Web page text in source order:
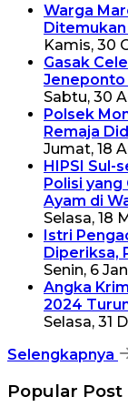
Warga
Kamis, 30
Gasak
Jeneponto
Sabtu, 30
Polsek
Remaja
Jumat, 18
HIPSI Sul-
Polisi yang
Ayam di
Selasa, 18
Istri
Diperiksa,
Senin, 6
Angka
2024
Selasa, 31
Selengkapnya
Popular Post